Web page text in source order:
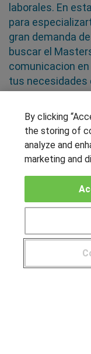
laborales. En
para
gran demanda
buscar el
comunicacion
tus necesidades
SÍGUENOS EN LAS
OTROS GRUPOS
Muro de los
Hablemos de
Locos por las
CENTROS DE
By clicking
the storing of
analyze and
marketing and